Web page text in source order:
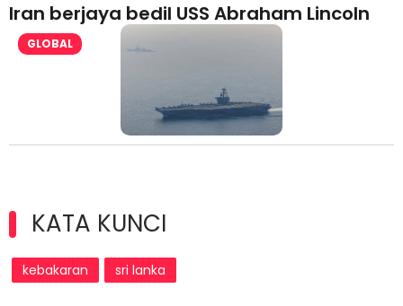
Iran berjaya bedil USS Abraham Lincoln
GLOBAL
KATA KUNCI
kebakaran sri lanka